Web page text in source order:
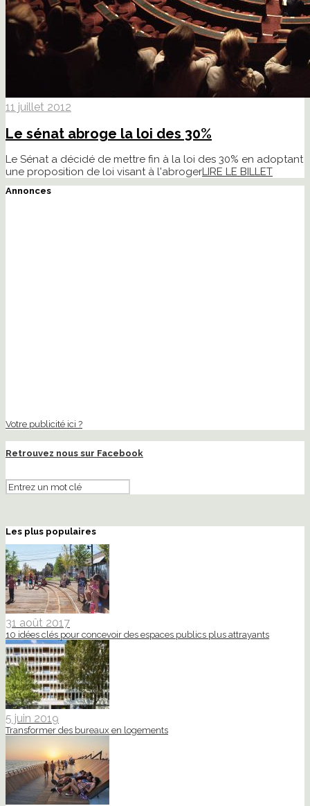
11 juillet 2012
Le sénat abroge la loi des 30%
Le Sénat a décidé de mettre fin à la loi des 30% en adoptant
une proposition de loi visant à l'abrogerLIRE LE BILLET
Annonces
Votre publicité ici ?
Retrouvez nous sur Facebook
Les plus populaires
31 août 2017
10 idées clés pour concevoir des espaces publics plus attrayants
5 juin 2019
Transformer des bureaux en logements